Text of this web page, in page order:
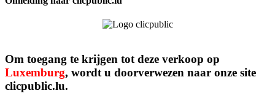
Om toegang te krijgen tot deze verkoop op
Luxemburg, wordt u doorverwezen naar onze site
clicpublic.lu.